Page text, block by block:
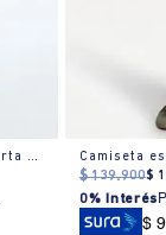
Camiseta slim cuello camisero manga corta para mujer
$ 139.900$
0% Interés
$